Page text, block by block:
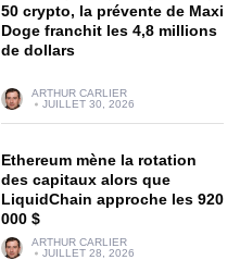
50 crypto, la prévente de Maxi
Doge franchit les 4,8 millions
de dollars
ARTHUR CARLIER
JUILLET 30, 2026
Ethereum mène la rotation
des capitaux alors que
LiquidChain approche les 920
000 $
ARTHUR CARLIER
JUILLET 28, 2026